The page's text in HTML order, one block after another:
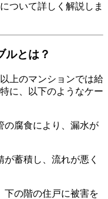
ついて詳しく解説しま
ルとは？
上のマンションでは給
に、以下のようなケー
の腐食により、漏水が
が蓄積し、流れが悪く
下の階の住戸に被害を